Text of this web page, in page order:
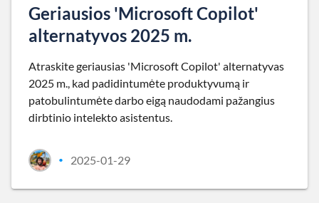
Geriausios 'Microsoft Copilot'
alternatyvos 2025 m.
Atraskite geriausias 'Microsoft Copilot' alternatyvas
2025 m., kad padidintumėte produktyvumą ir
patobulintumėte darbo eigą naudodami pažangius
dirbtinio intelekto asistentus.
• 2025-01-29